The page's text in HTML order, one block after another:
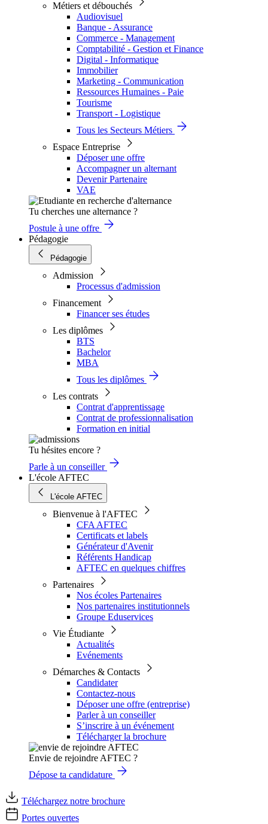
Métiers et débouchés
Audiovisuel
Banque - Assurance
Commerce - Management
Comptabilité - Gestion et Finance
Digital - Informatique
Immobilier
Marketing - Communication
Ressources Humaines - Paie
Tourisme
Transport - Logistique
Tous les Secteurs Métiers
Espace Entreprise
Déposer une offre
Accompagner un alternant
Devenir Partenaire
VAE
Tu cherches une alternance ?
Postule à une offre
Pédagogie
Pédagogie
Admission
Processus d'admission
Financement
Financer ses études
Les diplômes
BTS
Bachelor
MBA
Tous les diplômes
Les contrats
Contrat d'apprentissage
Contrat de professionnalisation
Formation en initial
Tu hésites encore ?
Parle à un conseiller
L'école AFTEC
L'école AFTEC
Bienvenue à l'AFTEC
CFA AFTEC
Certificats et labels
Générateur d'Avenir
Référents Handicap
AFTEC en quelques chiffres
Partenaires
Nos écoles Partenaires
Nos partenaires institutionnels
Groupe Eduservices
Vie Étudiante
Actualités
Evénements
Démarches & Contacts
Candidater
Contactez-nous
Déposer une offre (entreprise)
Parler à un conseiller
S’inscrire à un événement
Télécharger la brochure
Envie de rejoindre AFTEC ?
Dépose ta candidature
Téléchargez notre brochure
Portes ouvertes